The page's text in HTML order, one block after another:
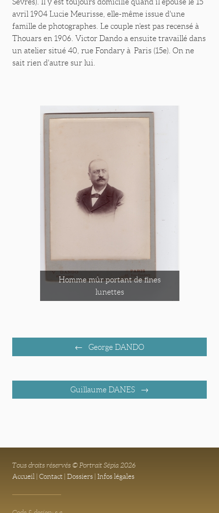
Sèvres). Il y est toujours domicilié quand il épouse le 15
avril 1904 Lucie Meurisse, elle-même issue d'une
famille de photographes. Le couple n'est pas recensé à
Thouars en 1906. Victor Dando a ensuite travaillé dans
un atelier situé 40, rue Fondary à Paris (15e). On ne
sait rien d'autre sur lui.
Homme mûr portant de fines
lunettes
George DANDO
Guillaume DANES
Tous droits réservés © Portrait Sépia 2026
Accueil Contact Dossiers Infos légales